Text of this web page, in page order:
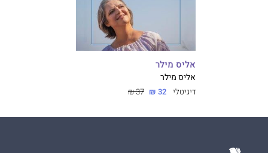
אליס מילר
אליס מילר
דיגיטלי 32 ₪
37 ₪